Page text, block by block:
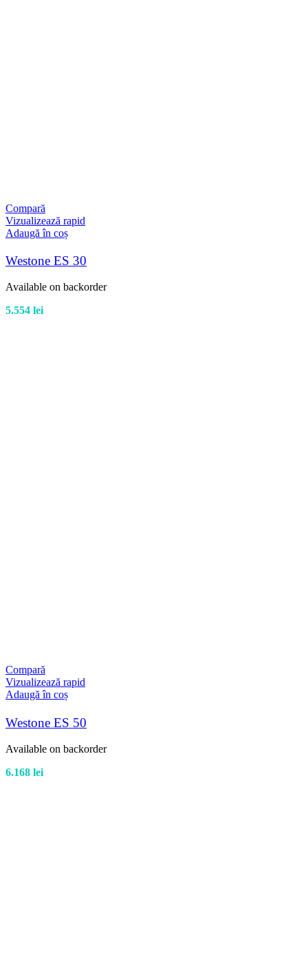
Compară
Vizualizează rapid
Adaugă în coș
Westone ES 30
Available on backorder
5.554 lei
Compară
Vizualizează rapid
Adaugă în coș
Westone ES 50
Available on backorder
6.168 lei